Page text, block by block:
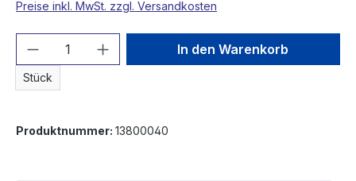
Preise inkl. MwSt. zzgl. Versandkosten
Produkt Anzahl: Gib den
Stück
In den Warenkorb
Produktnummer: 13800040